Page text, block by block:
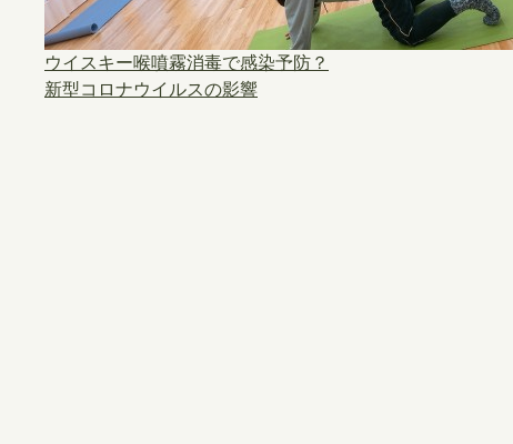
ウイスキー喉噴霧消毒で感染予防？
新型コロナウイルスの影響